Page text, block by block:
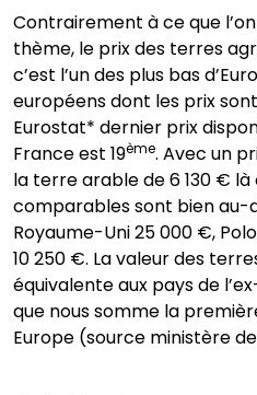
Contrairement à ce que
thème, le prix des terres
c’est l’un des plus bas
européens dont les prix
Eurostat* dernier prix
France est 19ème. Avec un
la terre arable de 6 130 € là
comparables sont bien au-
Royaume-Uni 25 000 €,
10 250 €. La valeur des
équivalente aux pays de
que nous somme la
Europe (source ministère